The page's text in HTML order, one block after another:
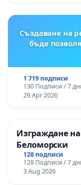
Създаване на
бъде
1 719 подписи
130 Подписи / 7
29 Apr 2026
Изграждане
Беломорски
128 подписи
128 Подписи / 7
3 Aug 2026